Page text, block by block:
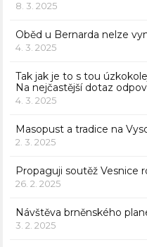
8. 3. 2025
Oběd u Bernarda nelze
4. 3. 2025
Tak jak je to s tou
Na nejčastější dotaz
4. 3. 2025
Masopust a tradice na
2. 3. 2025
Propaguji soutěž Vesnice
26. 2. 2025
Návštěva brněnského
3. 2. 2025